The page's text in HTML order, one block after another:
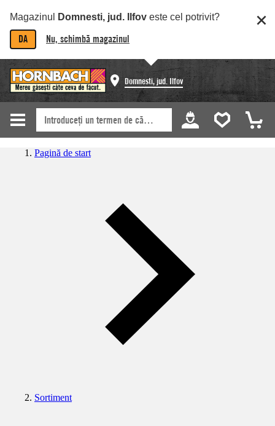
Magazinul Domnesti, jud. Ilfov este cel potrivit?
DA Nu, schimbă magazinul
Domnesti, jud. Ilfov
Pagină de start
Sortiment